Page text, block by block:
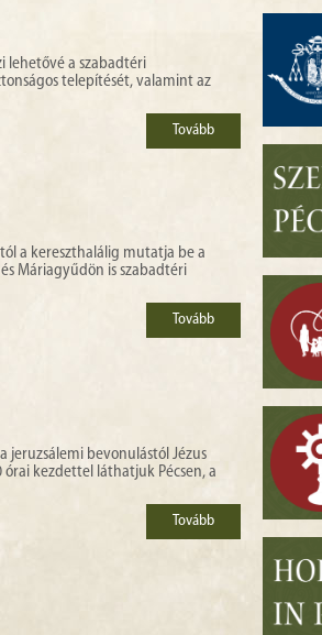
lehetővé a szabadtéri
telepítését, valamint az
Tovább
a kereszthalálig mutatja be a
Máriagyűdön is szabadtéri
Tovább
jeruzsálemi bevonulástól Jézus
kezdettel láthatjuk Pécsen, a
Tovább